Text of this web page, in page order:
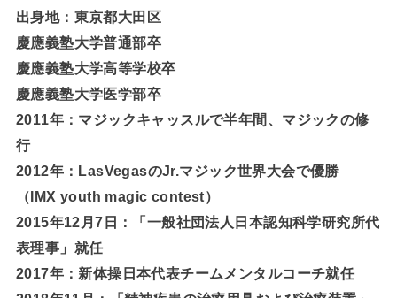
出身地：東京都大田区
慶應義塾大学普通部卒
慶應義塾大学高等学校卒
慶應義塾大学医学部卒
2011年：マジックキャッスルで半年間、マジックの修
行
2012年：LasVegasのJr.マジック世界大会で優勝
（IMX youth magic contest）
2015年12月7日：「一般社団法人日本認知科学研究所代
表理事」就任
2017年：新体操日本代表チームメンタルコーチ就任